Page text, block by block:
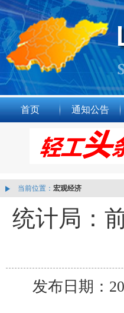
首页 通知公告
当前位置： 宏观经济
统计局：
发布日期：